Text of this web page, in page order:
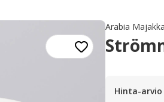
Arabia
Hinta-arvio